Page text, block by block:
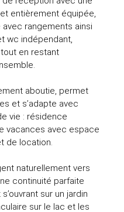
entièrement équipée,
rangements ainsi
wc indépendant,
en restant
aboutie, permet
et s’adapte avec
vie : résidence
vacances avec espace
de location.
naturellement vers
continuité parfaite
sur un jardin
sur le lac et les